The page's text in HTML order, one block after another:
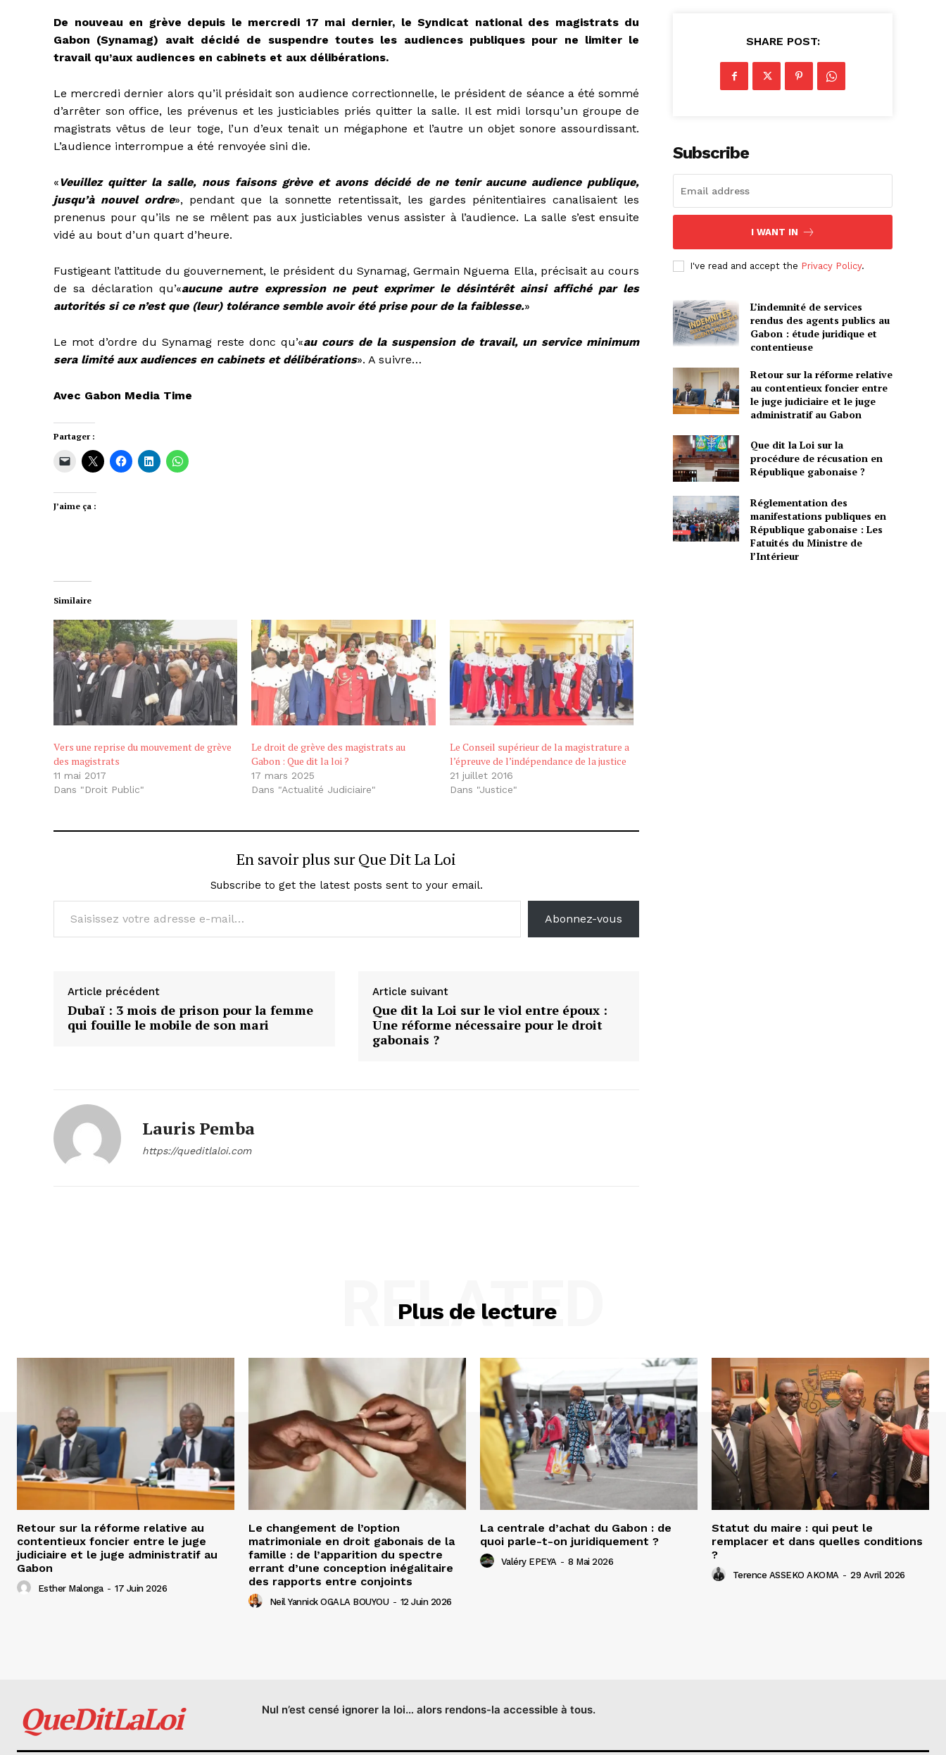
De nouveau en grève depuis le mercredi 17 mai dernier, le Syndicat national des magistrats du
Gabon (Synamag) avait décidé de suspendre toutes les audiences publiques pour ne limiter le
travail qu’aux audiences en cabinets et aux délibérations.
Le mercredi dernier alors qu’il présidait son audience correctionnelle, le président de séance a été sommé
d’arrêter son office, les prévenus et les justiciables priés quitter la salle. Il est midi lorsqu’un groupe de
magistrats vêtus de leur toge, l’un d’eux tenait un mégaphone et l’autre un objet sonore assourdissant.
L’audience interrompue a été renvoyée sini die.
«Veuillez quitter la salle, nous faisons grève et avons décidé de ne tenir aucune audience publique,
jusqu’à nouvel ordre», pendant que la sonnette retentissait, les gardes pénitentiaires canalisaient les
prenenus pour qu’ils ne se mêlent pas aux justiciables venus assister à l’audience. La salle s’est ensuite
vidé au bout d’un quart d’heure.
Fustigeant l’attitude du gouvernement, le président du Synamag, Germain Nguema Ella, précisait au cours
de sa déclaration qu’«aucune autre expression ne peut exprimer le désintérêt ainsi affiché par les
autorités si ce n’est que (leur) tolérance semble avoir été prise pour de la faiblesse.»
Le mot d’ordre du Synamag reste donc qu’«au cours de la suspension de travail, un service minimum
sera limité aux audiences en cabinets et délibérations». A suivre…
Avec Gabon Media Time
Partager :
J’aime ça :
Similaire
Vers une reprise du mouvement de grève
des magistrats
11 mai 2017
Dans "Droit Public"
Le droit de grève des magistrats au
Gabon : Que dit la loi ?
17 mars 2025
Dans "Actualité Judiciaire"
Le Conseil supérieur de la magistrature a
l’épreuve de l’indépendance de la justice
21 juillet 2016
Dans "Justice"
En savoir plus sur Que Dit La Loi
Subscribe to get the latest posts sent to your email.
Saisissez votre adresse e-mail…
Abonnez-vous
Article précédent
Dubaï : 3 mois de prison pour la femme
qui fouille le mobile de son mari
Article suivant
Que dit la Loi sur le viol entre époux :
Une réforme nécessaire pour le droit
gabonais ?
Lauris Pemba
https://queditlaloi.com
SHARE POST:
Subscribe
I WANT IN
I've read and accept the Privacy Policy.
L’indemnité de services
rendus des agents publics au
Gabon : étude juridique et
contentieuse
Retour sur la réforme relative
au contentieux foncier entre
le juge judiciaire et le juge
administratif au Gabon
Que dit la Loi sur la
procédure de récusation en
République gabonaise ?
Réglementation des
manifestations publiques en
République gabonaise : Les
Fatuités du Ministre de
l’Intérieur
Plus de lecture
RELATED
Retour sur la réforme relative au
contentieux foncier entre le juge
judiciaire et le juge administratif au
Gabon
Esther Malonga - 17 Juin 2026
Le changement de l’option
matrimoniale en droit gabonais de la
famille : de l’apparition du spectre
errant d’une conception inégalitaire
des rapports entre conjoints
Neil Yannick OGALA BOUYOU - 12 Juin 2026
La centrale d’achat du Gabon : de
quoi parle-t-on juridiquement ?
Valéry EPEYA - 8 Mai 2026
Statut du maire : qui peut le
remplacer et dans quelles conditions
?
Terence ASSEKO AKOMA - 29 Avril 2026
QueDitLaLoi Nul n’est censé ignorer la loi… alors rendons-la accessible à tous.